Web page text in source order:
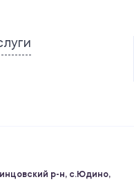
р-н, с.Юдино,